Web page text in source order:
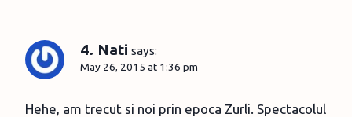
4. Nati says:
May 26, 2015 at 1:36 pm
Hehe, am trecut si noi prin epoca Zurli. Spectacolul